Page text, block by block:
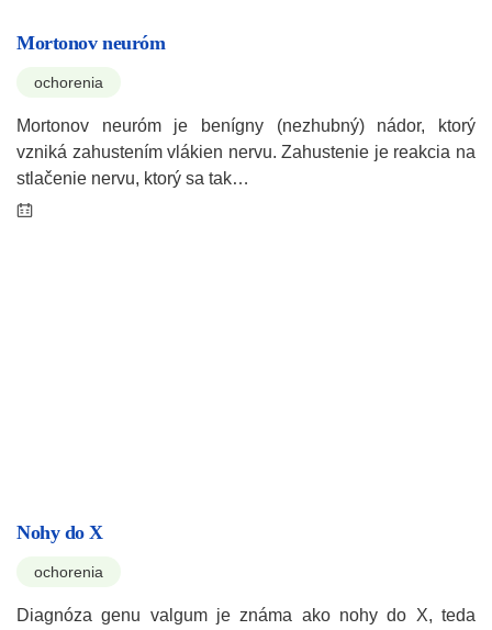
Mortonov neuróm
ochorenia
Mortonov neuróm je benígny (nezhubný) nádor, ktorý
vzniká zahustením vlákien nervu. Zahustenie je reakcia na
stlačenie nervu, ktorý sa tak…
Nohy do X
ochorenia
Diagnóza genu valgum je známa ako nohy do X, teda